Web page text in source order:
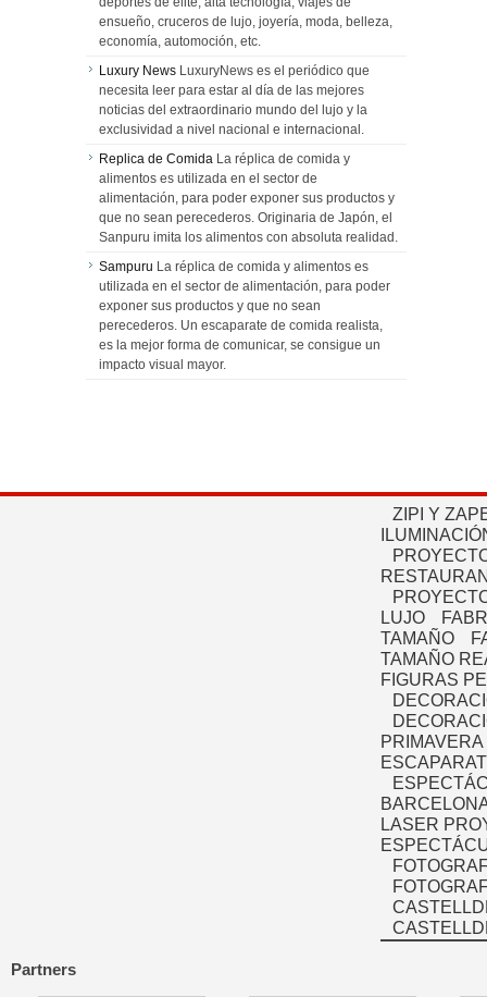
ensueño, cruceros de lujo, joyería, moda, belleza,
economía, automoción, etc.
Luxury News LuxuryNews es el periódico que
necesita leer para estar al día de las mejores
noticias del extraordinario mundo del lujo y la
exclusividad a nivel nacional e internacional.
Replica de Comida La réplica de comida y
alimentos es utilizada en el sector de
alimentación, para poder exponer sus productos y
que no sean perecederos. Originaria de Japón, el
Sanpuru imita los alimentos con absoluta realidad.
Sampuru La réplica de comida y alimentos es
utilizada en el sector de alimentación, para poder
exponer sus productos y que no sean
perecederos. Un escaparate de comida realista,
es la mejor forma de comunicar, se consigue un
impacto visual mayor.
ZIPI Y
LUJO
TAMAÑO
TAMAÑO
FIGURAS
PRIMAVERA
LASER
Partners